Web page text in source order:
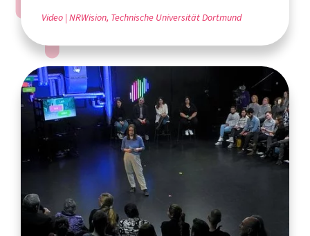
Video NRWision, Technische Universität Dortmund